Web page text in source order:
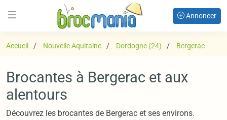
Annoncer
Accueil Nouvelle Aquitaine Dordogne (24) Bergerac
Brocantes à Bergerac et aux
alentours
Découvrez les brocantes de Bergerac et ses environs.